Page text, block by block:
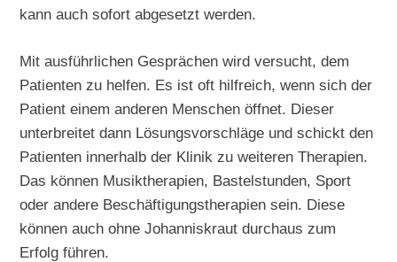
kann auch sofort abgesetzt werden.
Mit ausführlichen Gesprächen wird versucht, dem
Patienten zu helfen. Es ist oft hilfreich, wenn sich der
Patient einem anderen Menschen öffnet. Dieser
unterbreitet dann Lösungsvorschläge und schickt den
Patienten innerhalb der Klinik zu weiteren Therapien.
Das können Musiktherapien, Bastelstunden, Sport
oder andere Beschäftigungstherapien sein. Diese
können auch ohne Johanniskraut durchaus zum
Erfolg führen.